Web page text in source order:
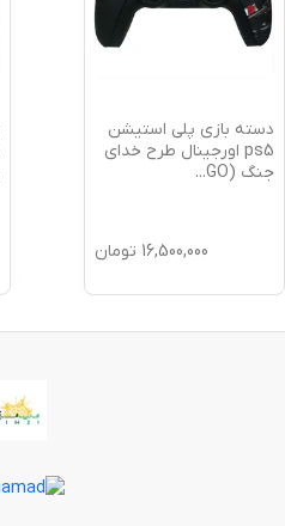
دسته بازی پلی استیشن
ps5 اورجینال طرح خدای
جنگ (GO
...
16,500,000 تومان